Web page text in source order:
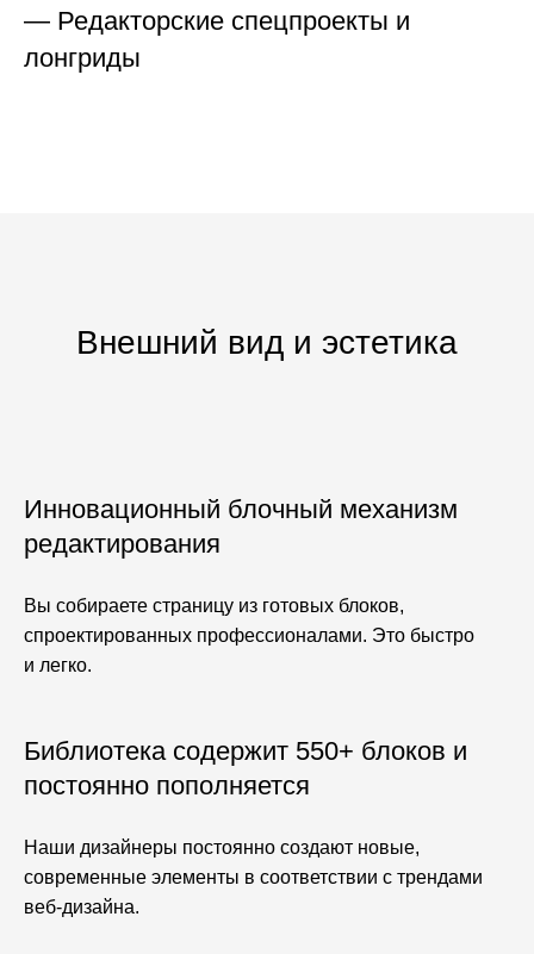
— Редакторские спецпроекты и
лонгриды
Внешний вид и эстетика
Инновационный блочный механизм
редактирования
Вы собираете страницу из готовых блоков,
спроектированных профессионалами. Это быстро
и легко.
Библиотека содержит 550+ блоков и
постоянно пополняется
Наши дизайнеры постоянно создают новые,
современные элементы в соответствии с трендами
веб-дизайна.